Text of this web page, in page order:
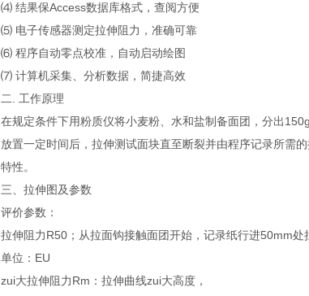
⑷ 结果保Access数据库格式，查阅方便
⑸ 电子传感器测定拉伸阻力，准确可靠
⑹ 程序自动零点校准，自动启动绘图
⑺ 计算机采集、分析数据，简捷高效
二. 工作原理
在规定条件下用粉质仪将小麦粉、水和盐制备面团，分出
放置一定时间后，拉伸测试面块直至断裂并由程序记录所需
特性。
三、拉伸图及参数
评价参数：
拉伸阻力R50；从拉面钩接触面团开始，记录纸行进50mm处
单位：EU
zui大拉伸阻力Rm：拉伸曲线zui大高度，